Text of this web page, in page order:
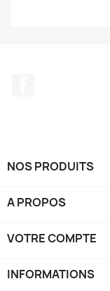
NOS PRODUITS
A PROPOS
VOTRE COMPTE
INFORMATIONS